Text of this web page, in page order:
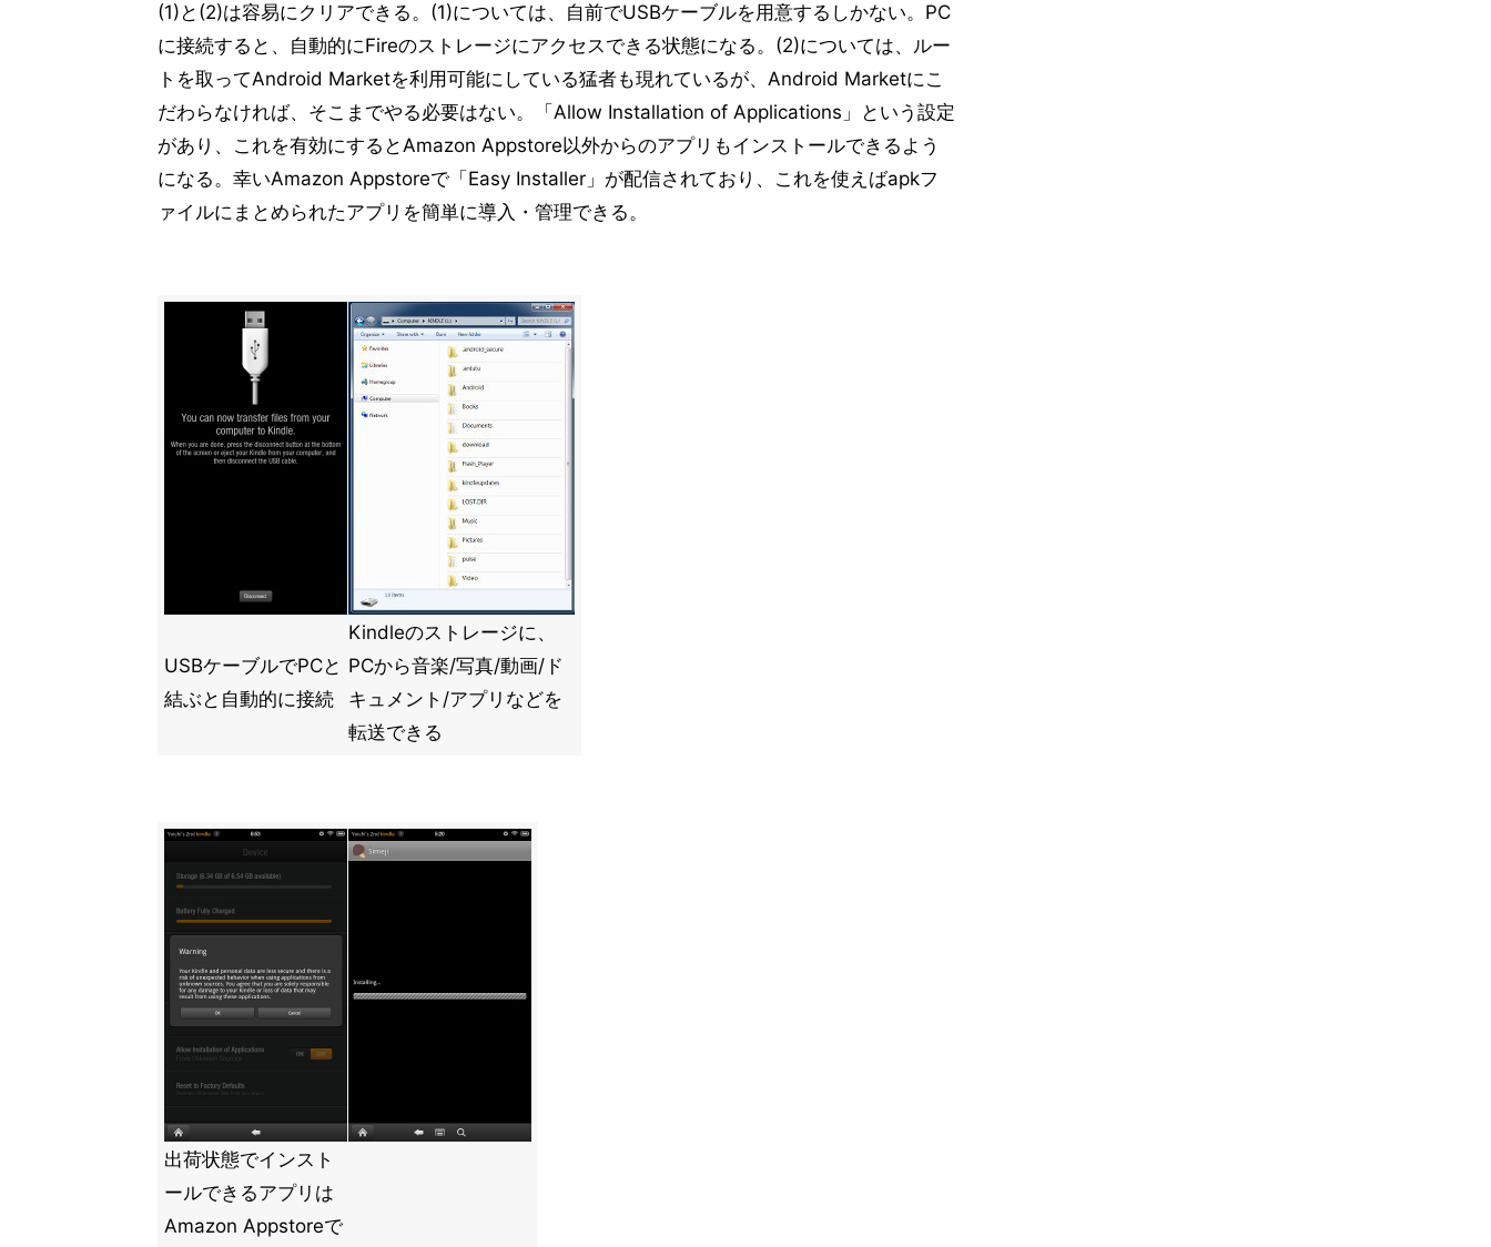
(1)と(2)は容易にクリアできる。(1)については、自前でUSBケーブルを用意するしかない。PC
に接続すると、自動的にFireのストレージにアクセスできる状態になる。(2)については、ルー
トを取ってAndroid Marketを利用可能にしている猛者も現れているが、Android Marketにこ
だわらなければ、そこまでやる必要はない。「Allow Installation of Applications」という設定
があり、これを有効にするとAmazon Appstore以外からのアプリもインストールできるよう
になる。幸いAmazon Appstoreで「Easy Installer」が配信されており、これを使えばapkフ
ァイルにまとめられたアプリを簡単に導入・管理できる。
USBケーブルでPCと
結ぶと自動的に接続
Kindleのストレージに、
PCから音楽/写真/動画/ド
キュメント/アプリなどを
転送できる
出荷状態でインスト
ールできるアプリは
Amazon Appstoreで